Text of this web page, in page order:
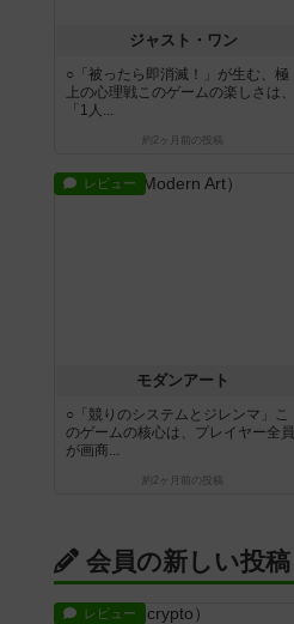
ジャスト・ワン
○「被ったら即消滅！」が生む、極
上の心理戦このゲームの楽しさは、
「1人...
約2ヶ月前 の投稿
レビュー
モダンアート
○「競りのシステムとジレンマ」こ
のゲームの核心は、プレイヤー全員
が画商...
約2ヶ月前 の投稿
会員の新しい投稿
レビュー